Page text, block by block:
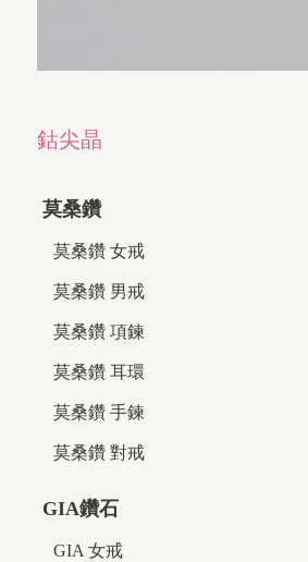
鈷尖晶
莫桑鑽
莫桑鑽 女戒
莫桑鑽 男戒
莫桑鑽 項鍊
莫桑鑽 耳環
莫桑鑽 手鍊
莫桑鑽 對戒
GIA鑽石
GIA 女戒